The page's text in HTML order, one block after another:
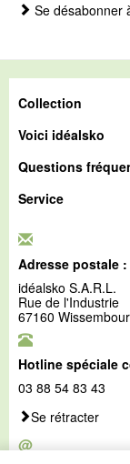
Se désabonner
Collection
Voici idéalsko
Questions
Service
Adresse postale :
idéalsko S.A.R.L.
Rue de l'Industrie
67160
Hotline spéciale
03 88 54 83 43
Se rétracter
@